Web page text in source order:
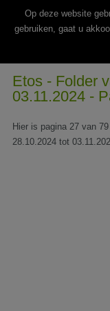
Wekelijks nieuwe folders
Etos - Folder
03.11.2024 -
Hier is pagina 27 van
28.10.2024 tot
Op deze website
gebruiken, gaat u